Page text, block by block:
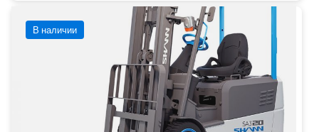
В наличии